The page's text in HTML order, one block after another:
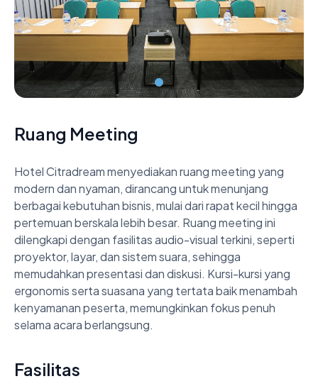
Ruang Meeting
Hotel Citradream menyediakan ruang meeting yang
modern dan nyaman, dirancang untuk menunjang
berbagai kebutuhan bisnis, mulai dari rapat kecil hingga
pertemuan berskala lebih besar. Ruang meeting ini
dilengkapi dengan fasilitas audio-visual terkini, seperti
proyektor, layar, dan sistem suara, sehingga
memudahkan presentasi dan diskusi. Kursi-kursi yang
ergonomis serta suasana yang tertata baik menambah
kenyamanan peserta, memungkinkan fokus penuh
selama acara berlangsung.
Fasilitas